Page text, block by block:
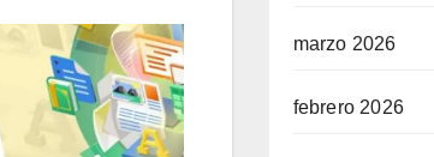
marzo 2026
febrero 2026